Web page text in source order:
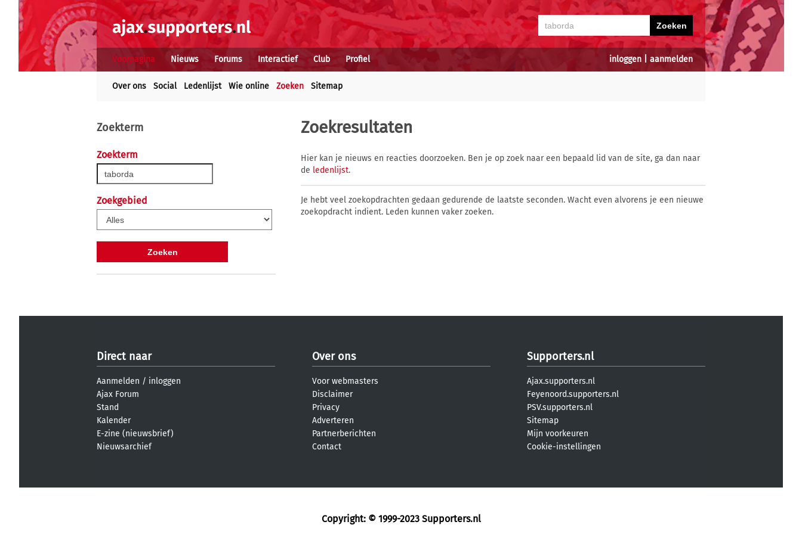
inloggen aanmelden
Voorpagina Nieuws Forums Interactief Club Profiel
Over ons Social Ledenlijst Wie online Zoeken Sitemap
Zoekterm
Zoekterm
Zoekgebied
Zoekresultaten
Hier kan je nieuws en reacties doorzoeken. Ben je op zoek naar een bepaald lid van de site, ga dan naar
de ledenlijst.
Je hebt veel zoekopdrachten gedaan gedurende de laatste seconden. Wacht even alvorens je een nieuwe
zoekopdracht indient. Leden kunnen vaker zoeken.
Direct naar
Aanmelden / inloggen
Ajax Forum
Stand
Kalender
E-zine (nieuwsbrief)
Nieuwsarchief
Over ons
Voor webmasters
Disclaimer
Privacy
Adverteren
Partnerberichten
Contact
Supporters.nl
Ajax.supporters.nl
Feyenoord.supporters.nl
PSV.supporters.nl
Sitemap
Mijn voorkeuren
Cookie-instellingen
Copyright: © 1999-2023 Supporters.nl